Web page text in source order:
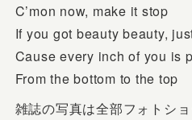
C’mon now, make it stop
If you got beauty beauty,
Cause every inch of you is
From the bottom to the top
雑誌の写真は全部フォトシ